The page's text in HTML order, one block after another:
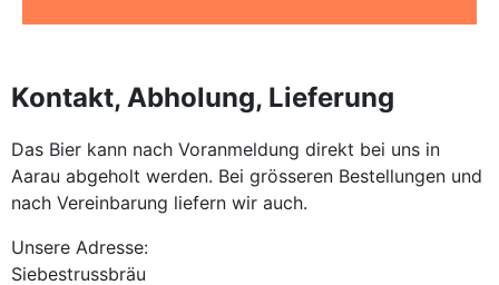
Kontakt, Abholung, Lieferung
Das Bier kann nach Voranmeldung direkt bei uns in
Aarau abgeholt werden. Bei grösseren Bestellungen und
nach Vereinbarung liefern wir auch.
Unsere Adresse:
Siebestrussbräu